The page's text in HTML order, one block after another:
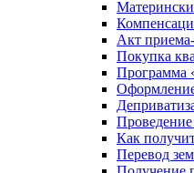
Акт
Покупка
Программа
Оформление
Как
Перевод